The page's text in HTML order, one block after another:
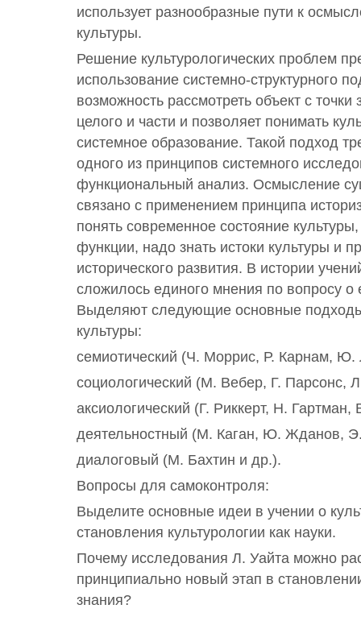
использует разнообразные пути к
культуры.
Решение культурологических проблем
использование системно-структурного
возможность рассмотреть объект с
целого и части и позволяет понимать
системное образование. Такой подход
одного из принципов системного
функциональный анализ. Осмысление
связано с применением принципа
понять современное состояние
функции, надо знать истоки культуры и
исторического развития. В истории
сложилось единого мнения по вопросу о
Выделяют следующие основные
культуры:
семиотический (Ч. Моррис, Р. Карнам, Ю.
социологический (М. Вебер, Г. Парсонс,
аксиологический (Г. Риккерт, Н.
деятельностный (М. Каган, Ю. Жданов,
диалоговый (М. Бахтин и др.).
Вопросы для самоконтроля:
Выделите основные идеи в учении о
становления культурологии как науки.
Почему исследования Л. Уайта можно
принципиально новый этап в
знания?